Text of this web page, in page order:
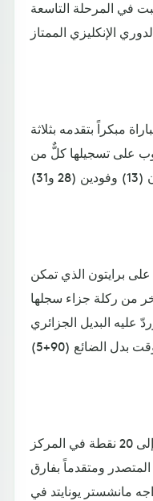
أند هوف ألبيون 4-1 السبت في المرحلة التاسعة
مبكراً بتقدمه بثلاثة
على تسجيلها كلٌّ من
برايتون الذي تمكن
من ركلة جزاء سجلها
أليستر (81)، وردّ عليه البديل الجزائري
ورفع مانشستر سيتي رصيده إلى 20 نقطة في المركز
ومتقدماً بفارق
مانشستر يونايتد في